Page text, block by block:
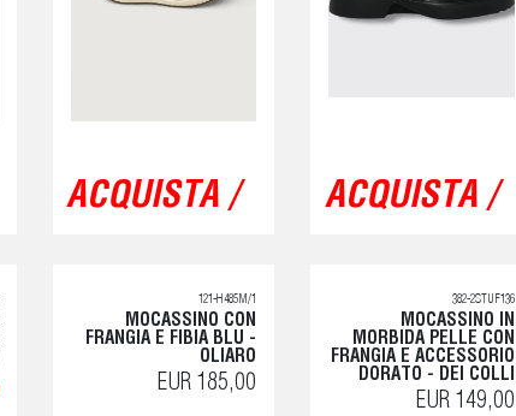
ACQUISTA / ACQUISTA /
121-H485M/1
MOCASSINO CON
FRANGIA E FIBIA BLU -
OLIARO
EUR 185,00
382-2STUF136
MOCASSINO IN
MORBIDA PELLE CON
FRANGIA E ACCESSORIO
DORATO - DEI COLLI
EUR 149,00